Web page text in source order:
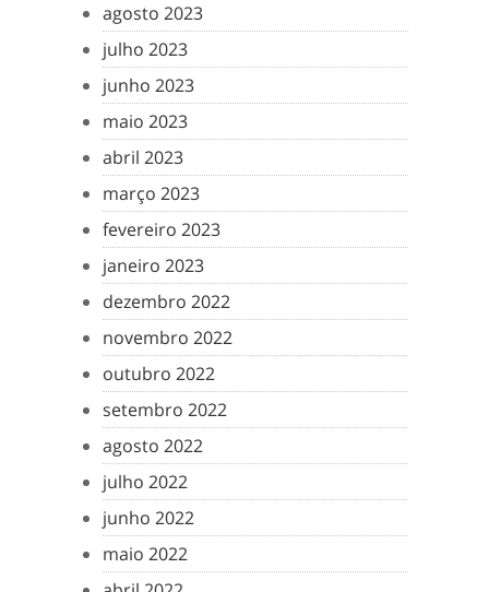
agosto 2023
julho 2023
junho 2023
maio 2023
abril 2023
março 2023
fevereiro 2023
janeiro 2023
dezembro 2022
novembro 2022
outubro 2022
setembro 2022
agosto 2022
julho 2022
junho 2022
maio 2022